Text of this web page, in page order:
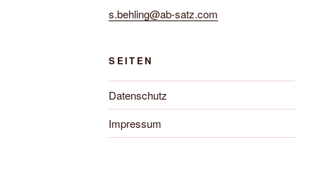
s.behling@ab-satz.com
SEITEN
Datenschutz
Impressum